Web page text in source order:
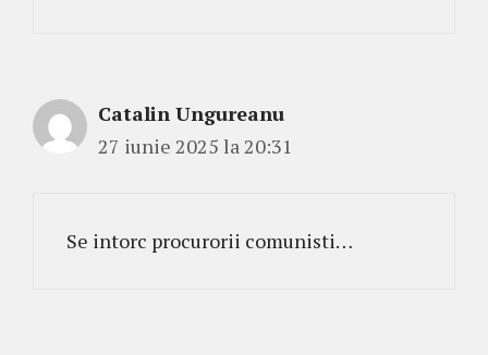
Catalin Ungureanu
27 iunie 2025 la 20:31
Se intorc procurorii comunisti…